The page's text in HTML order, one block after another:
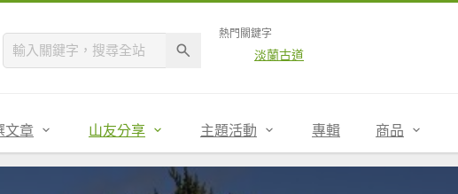
熱門關鍵字
淡蘭古道
文章 山友分享 主題活動 專輯 商品